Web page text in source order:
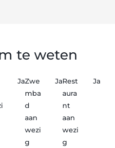
te weten
JaZwe
mba
d
aan
wezi
g
JaRest
aura
nt
aan
wezi
g
Ja